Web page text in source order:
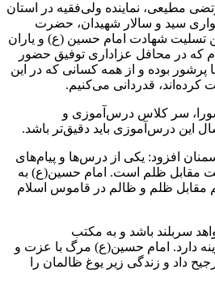
مطیعی، نماینده ولی‌فقیه در استان
سید و سالار شهیدان، حضرت
تسلیت شهادت امام حسین (ع) و یاران
که در محافل عزاداری توفیق حضور
پرشور بوده و از همه کسانی که در این
کرده‌اند، قدردانی می‌کنیم.
سر کلاس درس‌آموزی و
این درس‌آموزی باید دقیق‌تر باشد.
افزود: یکی از درس‌ها و پیام‌های
مقابل ظلم است. امام حسین(ع) به
مقابل ظلم و ظالم در قاموس اسلام
سربلند باشد و به مکتب
دارد. امام حسین(ع) مرگ با عزت و
داد و زندگی زیر یوغ ظالمان را